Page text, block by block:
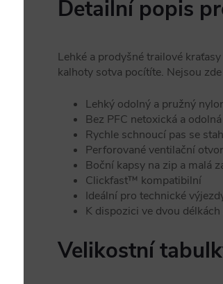
Detailní popis
Lehké a prodyšné trailové
kalhoty sotva pocítíte. Nejsou
Lehký odolný a pružný
Bez PFC netoxická a
Rychle schnoucí pas se
Perforované ventilační
Boční kapsy na zip a malá
Clickfast™ kompatibilní
Ideální pro technické
K dispozici ve dvou
Velikostní